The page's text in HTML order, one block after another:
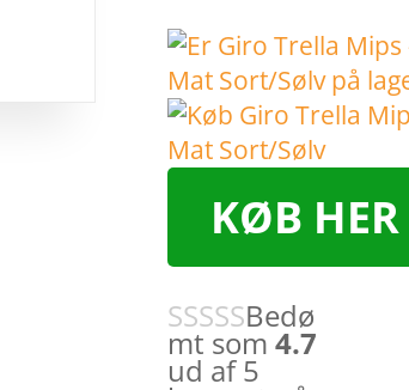
KØB HER
Bedø
mt som 4.7
ud af 5